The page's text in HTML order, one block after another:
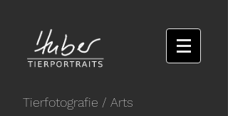
Tierfotografie / Arts